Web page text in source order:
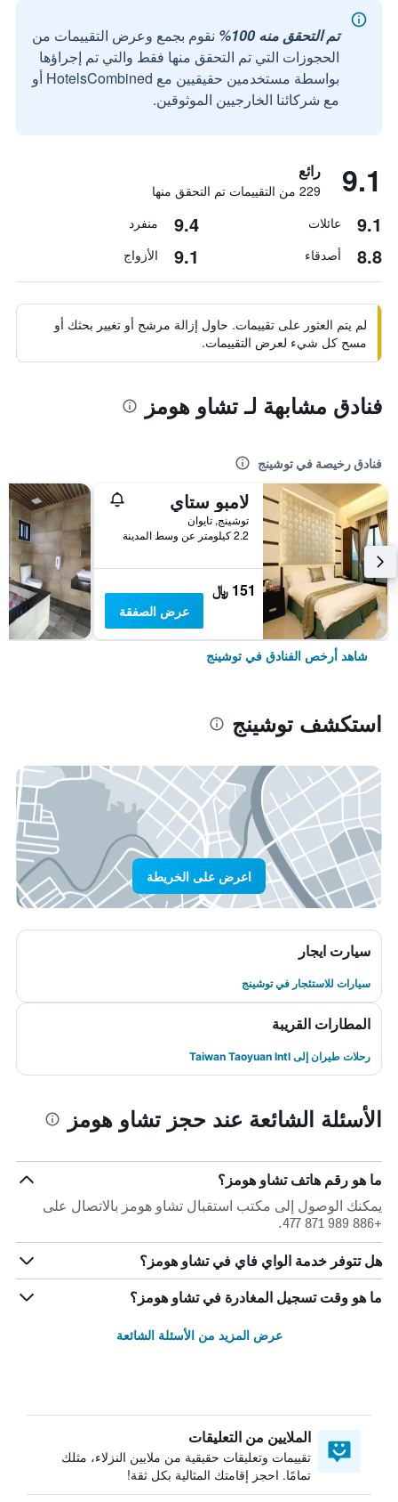
تم التحقق منه 100%
نقوم بجمع وعرض التقييمات من
الحجوزات التي تم التحقق منها فقط والتي تم إجراؤها
بواسطة مستخدمين حقيقيين مع HotelsCombined أو
مع شركائنا الخارجيين الموثوقين.
9.1 رائع
229 من التقييمات تم التحقق منها
9.1 عائلات 9.4 منفرد
8.8 أصدقاء 9.1 الأزواج
لم يتم العثور على تقييمات. حاول إزالة مرشح أو تغيير بحثك أو
مسح كل شيء لعرض التقييمات.
فنادق مشابهة لـ تشاو هومز
فنادق رخيصة في توشينج
لامبو ستاي
توشينج, تايوان
2.2 كيلومتر عن وسط المدينة
151 ﷼
عرض الصفقة
شاهد أرخص الفنادق في توشينج
استكشف توشينج
اعرض على الخريطة
سيارت ايجار
سيارات للاستئجار في توشينج
المطارات القريبة
رحلات طيران إلى Taiwan Taoyuan Intl
الأسئلة الشائعة عند حجز تشاو هومز
ما هو رقم هاتف تشاو هومز؟
يمكنك الوصول إلى مكتب استقبال تشاو هومز بالاتصال على
+886 989 871 477.
هل تتوفر خدمة الواي فاي في تشاو هومز؟
ما هو وقت تسجيل المغادرة في تشاو هومز؟
عرض المزيد من الأسئلة الشائعة
الملايين من التعليقات
تقييمات وتعليقات حقيقية من ملايين النزلاء، مثلك
تمامًا. احجز إقامتك المثالية بكل ثقة!